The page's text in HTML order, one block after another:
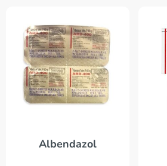
Albendazol